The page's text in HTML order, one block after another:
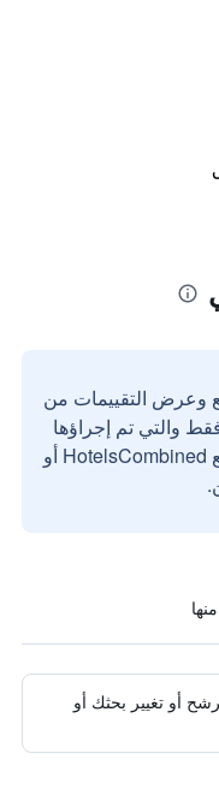
وعرض التقييمات من
والتي تم إجراؤها
بواسطة مستخدمين حقيقيين مع HotelsCombined أو
أو تغيير بحثك أو